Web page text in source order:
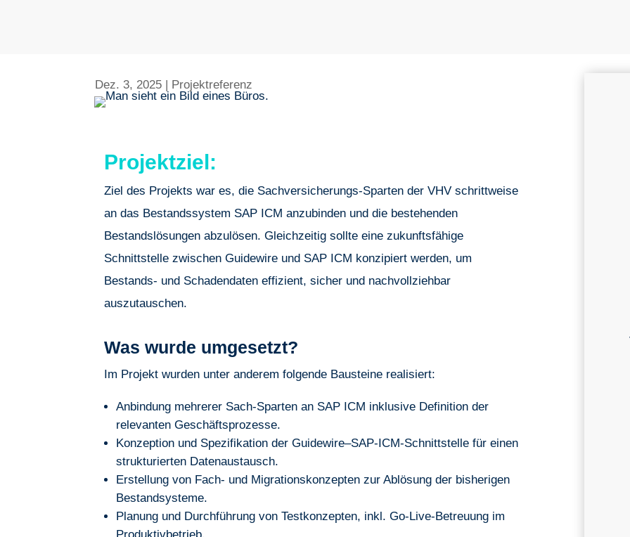
Dez. 3, 2025 | Projektreferenz
Projektziel:
Ziel des Projekts war es, die Sachversicherungs-Sparten der VHV schrittweise
an das Bestandssystem SAP ICM anzubinden und die bestehenden
Bestandslösungen abzulösen. Gleichzeitig sollte eine zukunftsfähige
Schnittstelle zwischen Guidewire und SAP ICM konzipiert werden, um
Bestands- und Schadendaten effizient, sicher und nachvollziehbar
auszutauschen.
Was wurde umgesetzt?
Im Projekt wurden unter anderem folgende Bausteine realisiert:
Anbindung mehrerer Sach-Sparten an SAP ICM inklusive Definition der
relevanten Geschäftsprozesse.
Konzeption und Spezifikation der Guidewire–SAP-ICM-Schnittstelle für einen
strukturierten Datenaustausch.
Erstellung von Fach- und Migrationskonzepten zur Ablösung der bisherigen
Bestandsysteme.
Planung und Durchführung von Testkonzepten, inkl. Go-Live-Betreuung im